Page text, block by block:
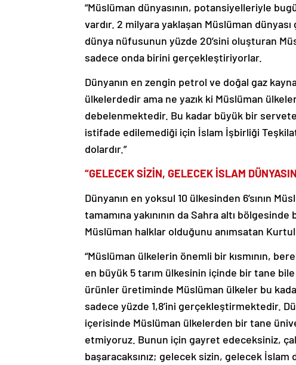
“Müslüman dünyasının, potansiyelleriyle
vardır. 2 milyara yaklaşan Müslüman
dünya nüfusunun yüzde 20’sini oluşturan
sadece onda birini gerçekleştiriyorlar.
Dünyanın en zengin petrol ve doğal gaz
ülkelerdedir ama ne yazık ki Müslüman
debelenmektedir. Bu kadar büyük bir
istifade edilemediği için İslam İşbirliği
dolardır.”
“GELECEK SİZİN, GELECEK İSLAM
Dünyanın en yoksul 10 ülkesinden 6’sının
tamamına yakınının da Sahra altı
Müslüman halklar olduğunu anımsatan
“Müslüman ülkelerin önemli bir kısmının,
en büyük 5 tarım ülkesinin içinde bir tane
ürünler üretiminde Müslüman ülkeler bu
sadece yüzde 1,8’ini gerçekleştirmektedir.
içerisinde Müslüman ülkelerden bir tane
etmiyoruz. Bunun için gayret edeceksiniz,
başaracaksınız; gelecek sizin, gelecek İslam